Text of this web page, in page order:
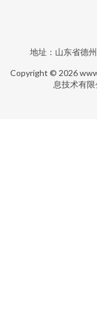
地址：山东省德
Copyright © 2026
息技术有限